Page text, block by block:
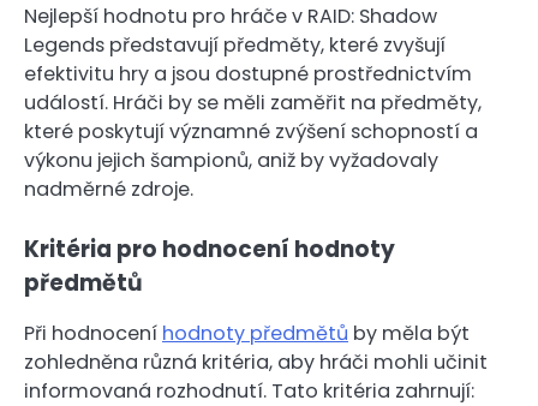
Nejlepší hodnotu pro hráče v RAID: Shadow
Legends představují předměty, které zvyšují
efektivitu hry a jsou dostupné prostřednictvím
událostí. Hráči by se měli zaměřit na předměty,
které poskytují významné zvýšení schopností a
výkonu jejich šampionů, aniž by vyžadovaly
nadměrné zdroje.
Kritéria pro hodnocení hodnoty
předmětů
Při hodnocení hodnoty předmětů by měla být
zohledněna různá kritéria, aby hráči mohli učinit
informovaná rozhodnutí. Tato kritéria zahrnují: